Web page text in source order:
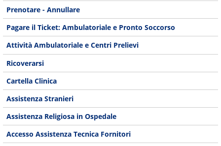
Prenotare - Annullare
Pagare il Ticket: Ambulatoriale e Pronto Soccorso
Attività Ambulatoriale e Centri Prelievi
Ricoverarsi
Cartella Clinica
Assistenza Stranieri
Assistenza Religiosa in Ospedale
Accesso Assistenza Tecnica Fornitori